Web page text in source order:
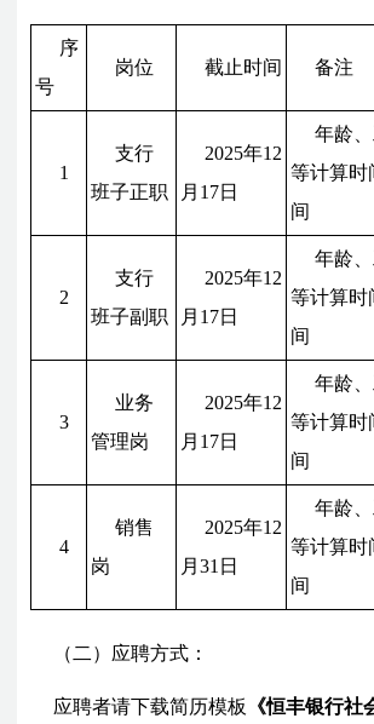
序
号
岗位 截止时间 备注
1
支行
班子正职
2025年12
月17日
年龄
等计算时
间
2
支行
班子副职
2025年12
月17日
年龄
等计算时
间
3
业务
管理岗
2025年12
月17日
年龄
等计算时
间
4
销售
岗
2025年12
月31日
年龄
等计算时
间
（二）应聘方式：
应聘者请下载简历模板
《恒丰银行社